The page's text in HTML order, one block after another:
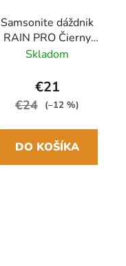
Samsonite dáždnik
RAIN PRO Čierny
skladací manuálny
Skladom
€21
€24 (–12 %)
DO KOŠÍKA